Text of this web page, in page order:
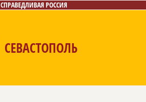
СПРАВЕДЛИВАЯ РОССИЯ
СЕВАСТОПОЛЬ